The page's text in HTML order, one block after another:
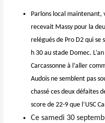
Parlons local maintenant,
recevait Massy pour la
relégués de Pro D2 qui
h 30 au stade Domec.
Carcassonne à l’aller
Audois ne semblent pas
chassé ces deux défaites
score de 22-9 que l’USC
Ce samedi 30